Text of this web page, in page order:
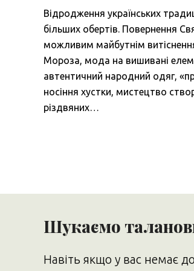
Відродження українських
більших обертів. Повернення
можливим майбутнім
Мороза, мода на вишивані
автентичний народний одяг,
носіння хустки, мистецтво
різдвяних…
Шукаємо
Навіть якщо у вас немає